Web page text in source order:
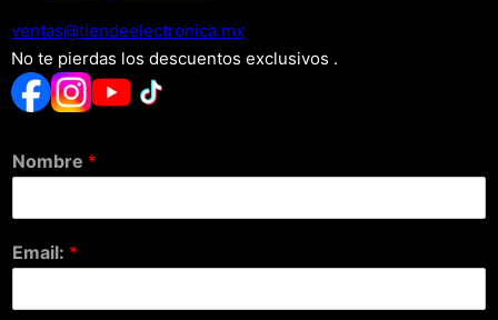
xm.acinortceleedneit@satnev
No te pierdas los descuentos exclusivos .
Nombre *
Email: *